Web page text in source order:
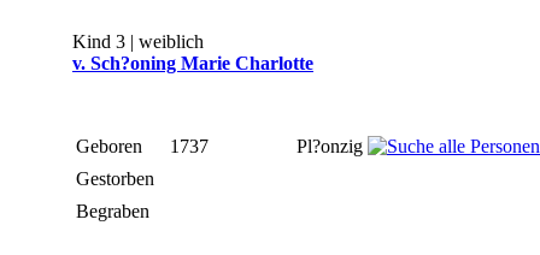
Kind 3 | weiblich
v. Sch?oning Marie Charlotte
Geboren 1737
Pl?onzig
Gestorben
Begraben